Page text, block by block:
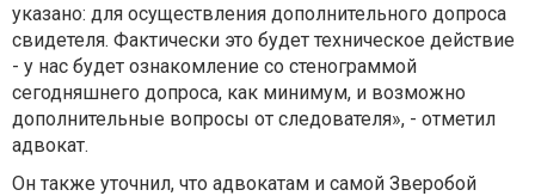
указано: для осуществления дополнительного допроса
свидетеля. Фактически это будет техническое действие
- у нас будет ознакомление со стенограммой
сегодняшнего допроса, как минимум, и возможно
дополнительные вопросы от следователя», - отметил
адвокат.
Он также уточнил, что адвокатам и самой Зверобой